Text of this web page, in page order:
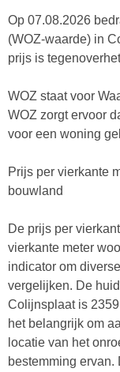
Op 07.08.2026
(WOZ-waarde) in
prijs is
WOZ staat voor
WOZ zorgt ervoor
voor een woning
Prijs per vierkante
bouwland
De prijs per
vierkante meter
indicator om
vergelijken. De
Colijnsplaat is
het belangrijk om
locatie van het
bestemming